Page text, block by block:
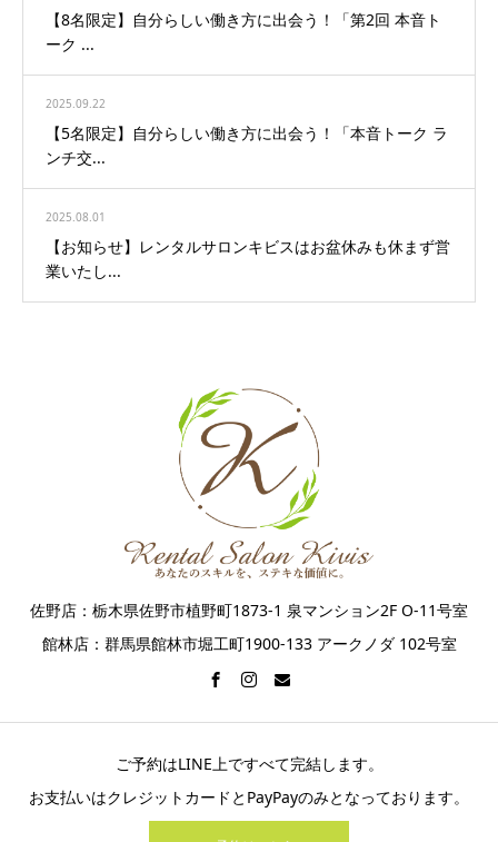
【8名限定】自分らしい働き方に出会う！「第2回 本音ト
ーク ...
2025.09.22
【5名限定】自分らしい働き方に出会う！「本音トーク ラ
ンチ交...
2025.08.01
【お知らせ】レンタルサロンキビスはお盆休みも休まず営
業いたし...
佐野店：栃木県佐野市植野町1873-1 泉マンション2F O-11号室
館林店：群馬県館林市堀工町1900-133 アークノダ 102号室
ご予約はLINE上ですべて完結します。
お支払いはクレジットカードとPayPayのみとなっております。